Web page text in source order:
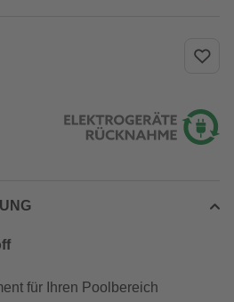
für Ihren Poolbereich